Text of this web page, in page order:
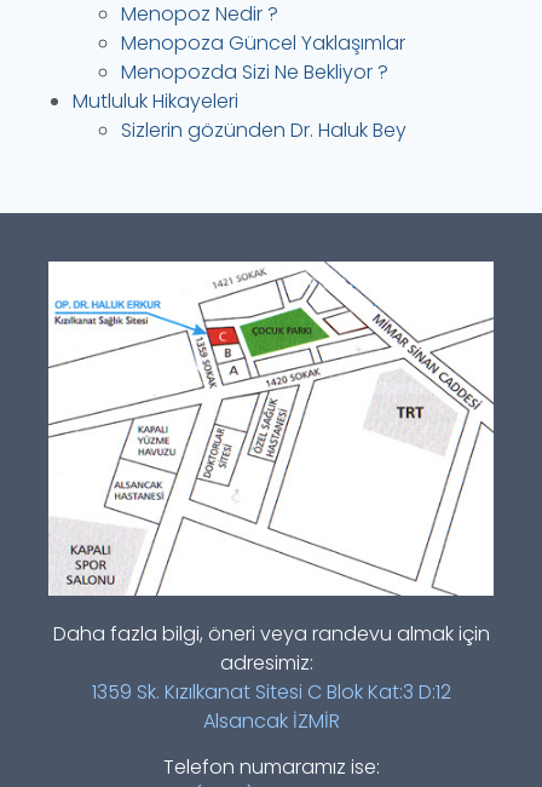
Menopoz Nedir ?
Menopoza Güncel Yaklaşımlar
Menopozda Sizi Ne Bekliyor ?
Mutluluk Hikayeleri
Sizlerin gözünden Dr. Haluk Bey
Daha fazla bilgi, öneri veya randevu almak için
adresimiz:
1359 Sk. Kızılkanat Sitesi C Blok Kat:3 D:12
Alsancak İZMİR
Telefon numaramız ise: